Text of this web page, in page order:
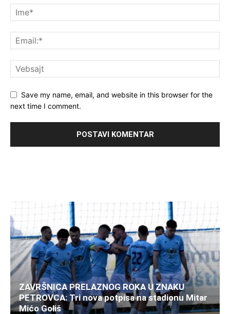
Save my name, email, and website in this browser for the
next time I comment.
ZAVRŠNICA PRELAZNOG ROKA U ZNAKU
PETROVCA: Tri nova potpisa na stadionu Mitar
Mićo Goliš